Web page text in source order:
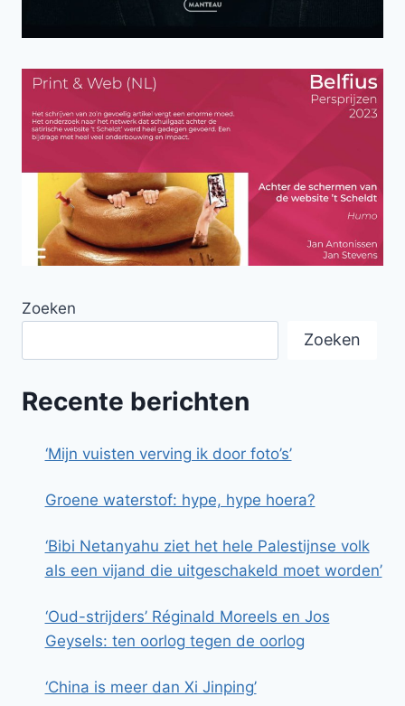
Zoeken
Zoeken
Recente berichten
‘Mijn vuisten verving ik door foto’s’
Groene waterstof: hype, hype hoera?
‘Bibi Netanyahu ziet het hele Palestijnse volk
als een vijand die uitgeschakeld moet worden’
‘Oud-strijders’ Réginald Moreels en Jos
Geysels: ten oorlog tegen de oorlog
‘China is meer dan Xi Jinping’